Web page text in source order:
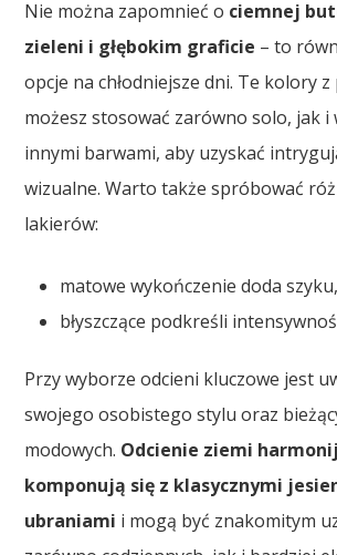
Nie można zapomnieć o ciemnej
zieleni i głębokim graficie – to
opcje na chłodniejsze dni. Te kolory
możesz stosować zarówno solo, jak i
innymi barwami, aby uzyskać
wizualne. Warto także spróbować
lakierów:
matowe wykończenie doda szyku,
błyszczące podkreśli
Przy wyborze odcieni kluczowe jest
swojego osobistego stylu oraz
modowych. Odcienie ziemi
komponują się z klasycznymi
ubraniami i mogą być znakomitym